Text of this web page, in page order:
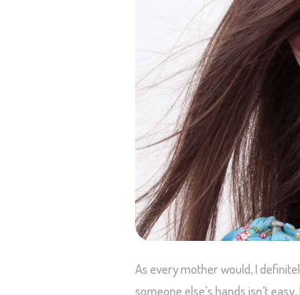
As every mother would, I
someone else’s hands isn’t